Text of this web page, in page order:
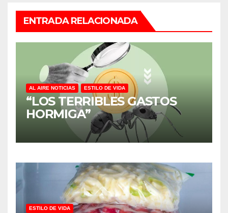
ENTRADA RELACIONADA
AL AIRE NOTICIAS ESTILO DE VIDA
“LOS TERRIBLES GASTOS
HORMIGA”
ESTILO DE VIDA